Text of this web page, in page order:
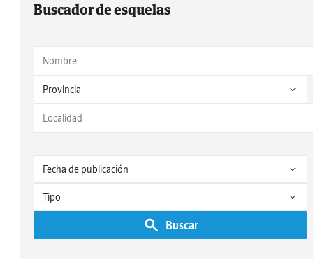
Buscador de esquelas
Buscar